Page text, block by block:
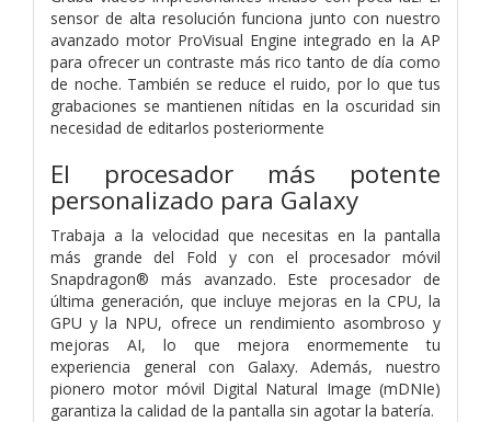
sensor de alta resolución funciona junto con nuestro
avanzado motor ProVisual Engine integrado en la AP
para ofrecer un contraste más rico tanto de día como
de noche. También se reduce el ruido, por lo que tus
grabaciones se mantienen nítidas en la oscuridad sin
necesidad de editarlos posteriormente
El procesador más potente
personalizado para Galaxy
Trabaja a la velocidad que necesitas en la pantalla
más grande del Fold y con el procesador móvil
Snapdragon® más avanzado. Este procesador de
última generación, que incluye mejoras en la CPU, la
GPU y la NPU, ofrece un rendimiento asombroso y
mejoras AI, lo que mejora enormemente tu
experiencia general con Galaxy. Además, nuestro
pionero motor móvil Digital Natural Image (mDNIe)
garantiza la calidad de la pantalla sin agotar la batería.